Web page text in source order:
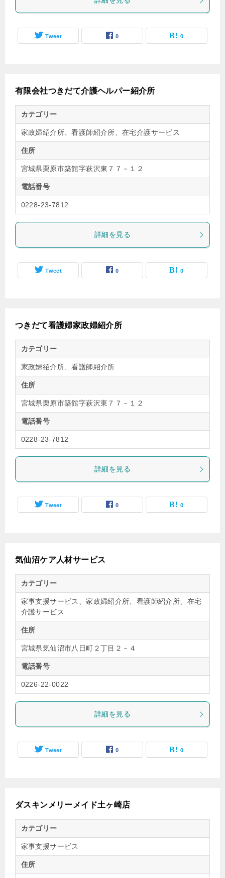
Tweet 0 0
有限会社つきだて介護ヘルパー紹介所
カテゴリー
家政婦紹介所、看護師紹介所、在宅介護サービス
住所
宮城県栗原市築館字萩沢東７７－１２
電話番号
0228-23-7812
詳細を見る
Tweet 0 0
つきだて看護婦家政婦紹介所
カテゴリー
家政婦紹介所、看護師紹介所
住所
宮城県栗原市築館字萩沢東７７－１２
電話番号
0228-23-7812
詳細を見る
Tweet 0 0
気仙沼ケア人材サービス
カテゴリー
家事支援サービス、家政婦紹介所、看護師紹介所、在宅
介護サービス
住所
宮城県気仙沼市八日町２丁目２－４
電話番号
0226-22-0022
詳細を見る
Tweet 0 0
ダスキンメリーメイド土ヶ崎店
カテゴリー
家事支援サービス
住所